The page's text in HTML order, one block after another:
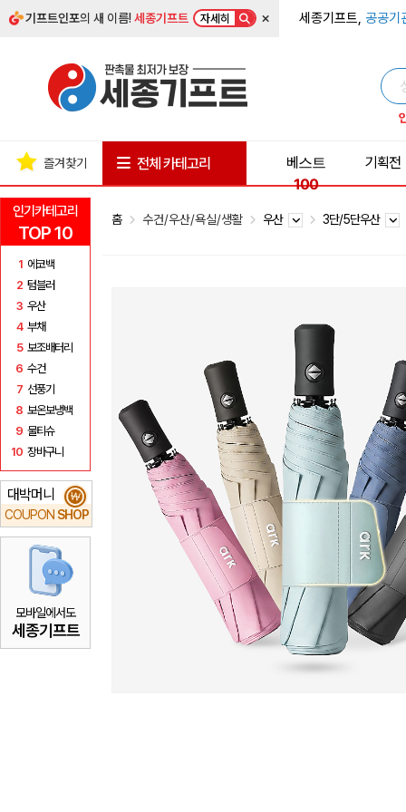
기프트인포의 새 이름!세종기프트 자세히 × 세종기프트, 공공기
인기카테고리
TOP 10
1 에코백
2 텀블러
3 우산
4 부채
5 보조배터리
6 수건
7 선풍기
8 보온보냉백
9 물티슈
10 장바구니
대박머니
COUPON SHOP
₩
모바일에서도
세종기프트
즐겨찾기 전체 카테고리
베스트
100
기획전
홈 수건/우산/욕실/생활 우산 3단/5단우산